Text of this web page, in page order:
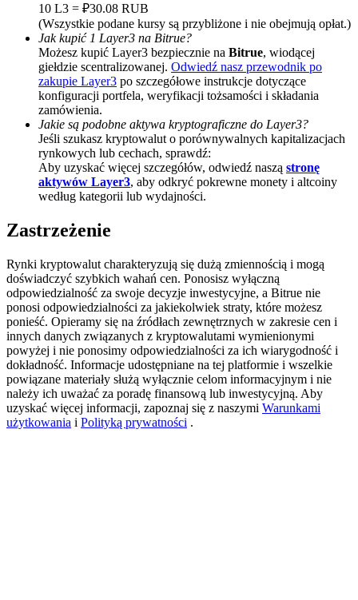
Share 500000 CASHCAT prize pool
Exclusive for BitMart Users
Register & Trade to Win 500,000 USDT
Precious Metals Trading Carnival
USDT New User Exclusive 10% APR
USDT Flexible Staking | Daily Rewards
New Listing Futures Fest
Trade New Futures, Win 200,000 USDT
10 L3 = ₽30.08 RUB
(Wszystkie podane kursy są przybliżone i nie obejmują opłat.)
Jak kupić 1 Layer3 na Bitrue?
Możesz kupić Layer3 bezpiecznie na Bitrue, wiodącej
giełdzie scentralizowanej. Odwiedź nasz przewodnik po
zakupie Layer3 po szczegółowe instrukcje dotyczące
konfiguracji portfela, weryfikacji tożsamości i składania
zamówienia.
Jakie są podobne aktywa kryptograficzne do Layer3?
Jeśli szukasz kryptowalut o porównywalnych kapitalizacjach
rynkowych lub cechach, sprawdź:
Aby uzyskać więcej szczegółów, odwiedź naszą stronę
aktywów Layer3, aby odkryć pokrewne monety i altcoiny
według kategorii lub wydajności.
Zastrzeżenie
Rynki kryptowalut charakteryzują się dużą zmiennością i mogą
doświadczyć szybkich wahań cen. Ponosisz wyłączną
odpowiedzialność za swoje decyzje inwestycyjne, a Bitrue nie
ponosi odpowiedzialności za jakiekolwiek straty, które możesz
ponieść. Opieramy się na źródłach zewnętrznych w zakresie cen i
innych danych związanych z kryptowalutami wymienionymi
powyżej i nie ponosimy odpowiedzialności za ich wiarygodność i
dokładność. Informacje udostępniane na tej platformie i wszelkie
powiązane materiały służą wyłącznie celom informacyjnym i nie
należy ich uważać za poradę finansową lub inwestycyjną. Aby
uzyskać więcej informacji, zapoznaj się z naszymi Warunkami
użytkowania i Polityką prywatności .